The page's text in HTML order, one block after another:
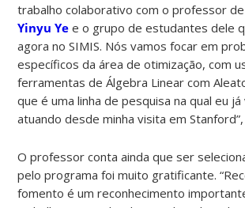
trabalho colaborativo com o professor
Yinyu Ye e o grupo de estudantes dele
agora no SIMIS. Nós vamos focar em
específicos da área de otimização, com
ferramentas de Álgebra Linear com
que é uma linha de pesquisa na qual eu já
atuando desde minha visita em
O professor conta ainda que ser
pelo programa foi muito gratificante.
fomento é um reconhecimento